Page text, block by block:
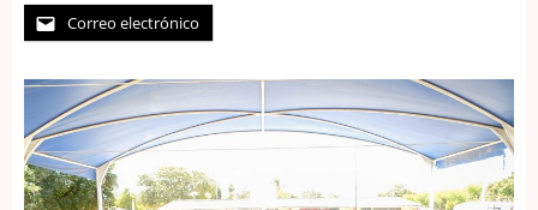
Correo electrónico